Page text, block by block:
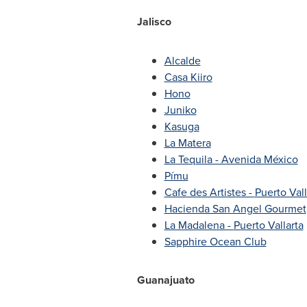
Jalisco
Alcalde
Casa Kiiro
Hono
Juniko
Kasuga
La Matera
La Tequila - Avenida México
Pímu
Cafe des Artistes - Puerto
Hacienda San Angel Gourmet
La Madalena - Puerto Vallarta
Sapphire Ocean Club
Guanajuato